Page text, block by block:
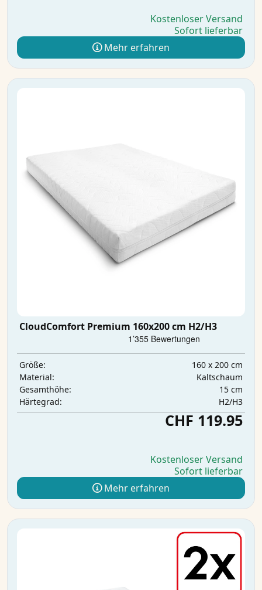
Kostenloser Versand
Sofort lieferbar
Mehr erfahren
CloudComfort Premium 160x200 cm H2/H3
Größe:
160 x 200 cm
Material:
Kaltschaum
Gesamthöhe:
15 cm
Härtegrad:
H2/H3
CHF 119.95
Kostenloser Versand
Sofort lieferbar
Mehr erfahren